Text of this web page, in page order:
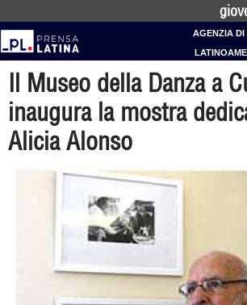
AGENZIA DI
Il Museo della Danza a
inaugura la mostra
Alicia Alonso